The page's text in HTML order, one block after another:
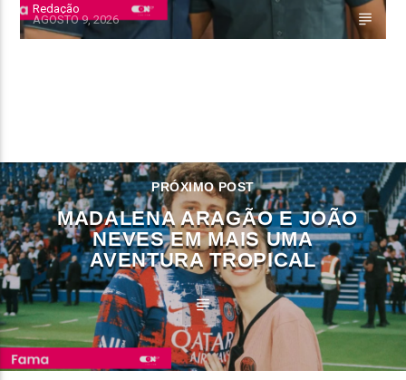
Redação
AGOSTO 9, 2026
PRÓXIMO POST
MADALENA ARAGÃO E JOÃO
NEVES EM MAIS UMA
AVENTURA TROPICAL